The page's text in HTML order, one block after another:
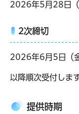
2026年5月28日（
2次締切
2026年6月5日（
以降順次受付します
提供時期